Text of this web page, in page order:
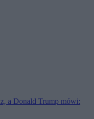
a Donald Trump mówi: